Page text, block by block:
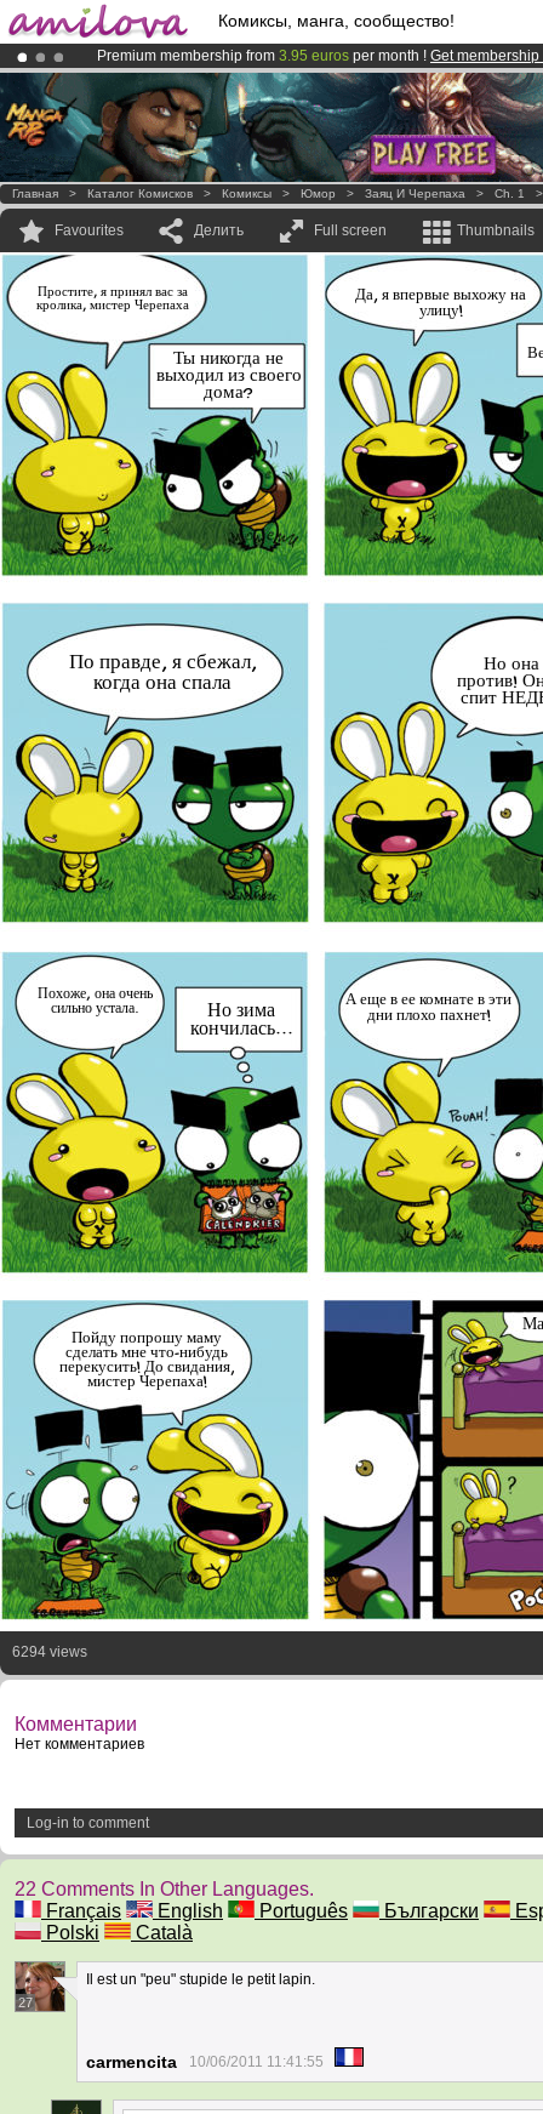
Комиксы, манга, сообщество!
Premium membership from 3.95 euros per month ! Get membership
Already 100000membersand 1000comics & mangas!.
AmilovaKickstarter is now LIVE!.
Главная > Каталог Комисков > Комиксы > Юмор > Заяц И Черепаха > Ch. 1
Favourites Делить Full screen Thumbnails
Простите, я принял вас за
кролика, мистер Черепаха
Ты никогда не
выходил из своего
дома?
Да, я впервые выхожу на
улицу!
По правде, я сбежал,
когда она спала
Но она
против!
спит
Похоже, она очень
сильно устала.
Но зима
кончилась...
А еще в ее комнате в эти
дни плохо пахнет!
Пойду попрошу маму
сделать мне что-нибудь
перекусить! До свидания,
мистер Черепаха!
6294 views
Комментарии
Нет комментариев
Log-in to comment
22 Comments In Other Languages.
Français
English Português Български
Polski
Català
27
Il est un "peu" stupide le petit lapin.
carmencita 10/06/2011 11:41:55